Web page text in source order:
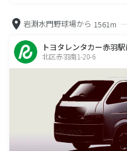
岩淵水門野球場から 1561m
トヨタレンタカー赤羽
北区赤羽南1-20-6